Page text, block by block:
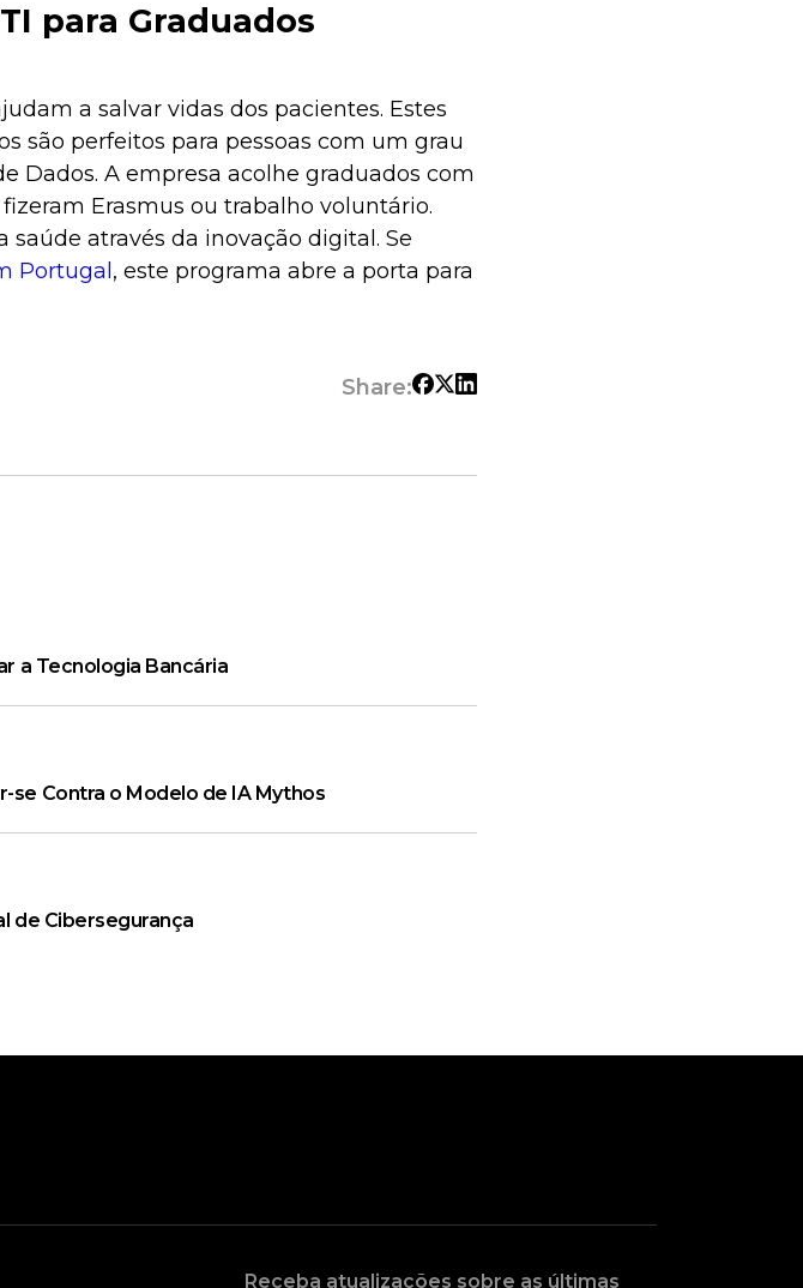
para Graduados
a salvar vidas dos pacientes. Estes
são perfeitos para pessoas com um grau
Dados. A empresa acolhe graduados com
Erasmus ou trabalho voluntário.
através da inovação digital. Se
Portugal , este programa abre a porta para
Share:
a Tecnologia Bancária
se Contra o Modelo de IA Mythos
de Cibersegurança
Receba atualizações sobre as últimas